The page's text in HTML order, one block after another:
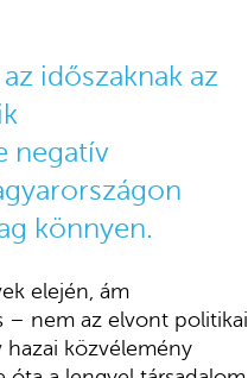
időszaknak az
negatív
könnyen.
elején, ám
– nem az elvont politikai
közvélemény